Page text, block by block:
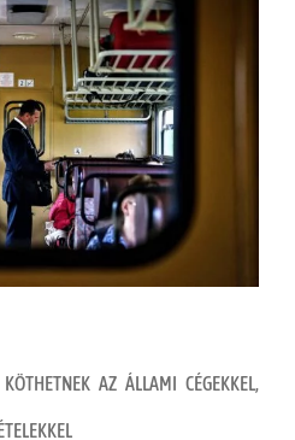
AZ ÁLLAMI CÉGEKKEL,